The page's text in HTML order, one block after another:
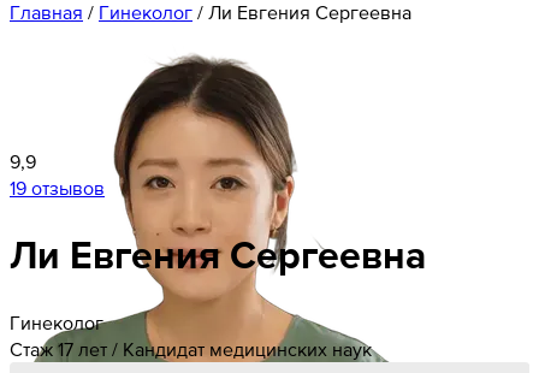
Главная / Гинеколог / Ли Евгения Сергеевна
9,9
19 отзывов
Ли Евгения Сергеевна
Гинеколог
Стаж 17 лет / Кандидат медицинских наук